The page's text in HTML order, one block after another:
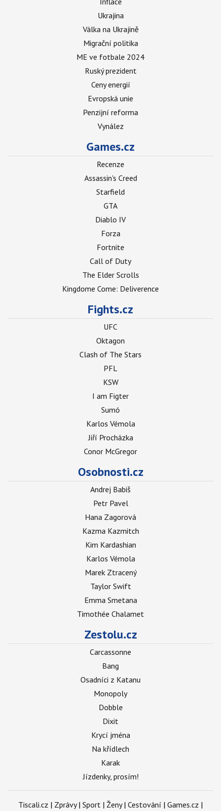
Ukrajina
Válka na Ukrajině
Migrační politika
ME ve fotbale 2024
Ruský prezident
Ceny energií
Evropská unie
Penzijní reforma
Vynález
Games.cz
Recenze
Assassin's Creed
Starfield
GTA
Diablo IV
Forza
Fortnite
Call of Duty
The Elder Scrolls
Kingdome Come: Deliverence
Fights.cz
UFC
Oktagon
Clash of The Stars
PFL
KSW
I am Figter
Sumó
Karlos Vémola
Jiří Procházka
Conor McGregor
Osobnosti.cz
Andrej Babiš
Petr Pavel
Hana Zagorová
Kazma Kazmitch
Kim Kardashian
Karlos Vémola
Marek Ztracený
Taylor Swift
Emma Smetana
Timothée Chalamet
Zestolu.cz
Carcassonne
Bang
Osadníci z Katanu
Monopoly
Dobble
Dixit
Krycí jména
Na křídlech
Karak
Jízdenky, prosím!
Tiscali.cz | Zprávy| Sport | Ženy| Cestování | Games.cz |